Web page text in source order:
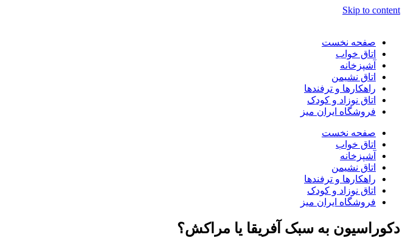
Skip to content
صفحه نخست
اتاق خواب
آشپزخانه
اتاق نشیمن
راهکارها و ترفندها
اتاق نوزاد و کودک
فروشگاه ایران میز
صفحه نخست
اتاق خواب
آشپزخانه
اتاق نشیمن
راهکارها و ترفندها
اتاق نوزاد و کودک
فروشگاه ایران میز
دکوراسیون به سبک آفریقا یا مراکش؟